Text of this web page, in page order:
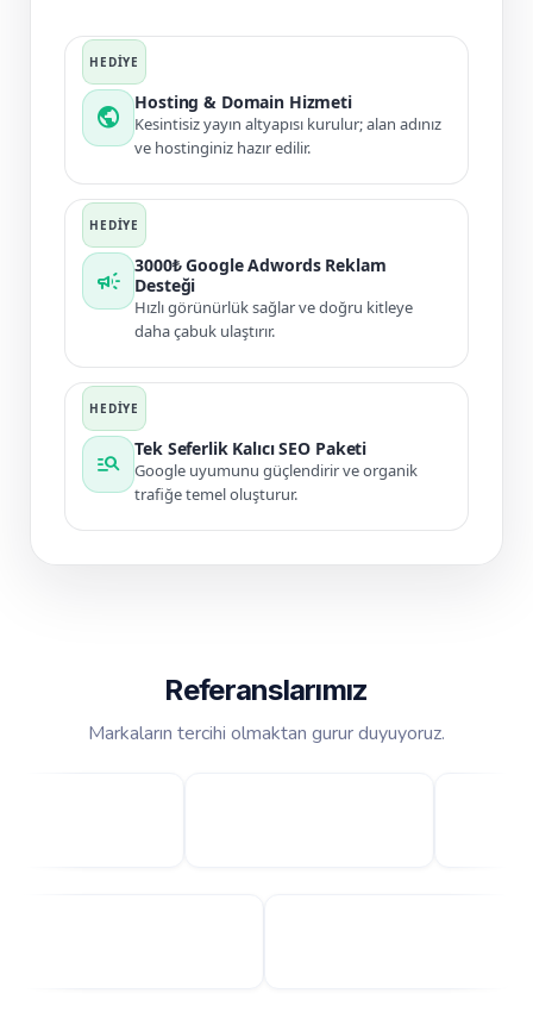
public
Hosting & Domain Hizmeti
Kesintisiz yayın altyapısı kurulur; alan adınız
ve hostinginiz hazır edilir.
campaign
3000₺ Google Adwords Reklam
Desteği
Hızlı görünürlük sağlar ve doğru kitleye
daha çabuk ulaştırır.
manage_search
Tek Seferlik Kalıcı SEO Paketi
Google uyumunu güçlendirir ve organik
trafiğe temel oluşturur.
Referanslarımız
Markaların tercihi olmaktan gurur duyuyoruz.